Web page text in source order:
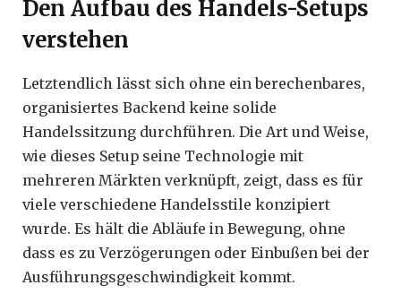
Den Aufbau des Handels-Setups
verstehen
Letztendlich lässt sich ohne ein berechenbares,
organisiertes Backend keine solide
Handelssitzung durchführen. Die Art und Weise,
wie dieses Setup seine Technologie mit
mehreren Märkten verknüpft, zeigt, dass es für
viele verschiedene Handelsstile konzipiert
wurde. Es hält die Abläufe in Bewegung, ohne
dass es zu Verzögerungen oder Einbußen bei der
Ausführungsgeschwindigkeit kommt.